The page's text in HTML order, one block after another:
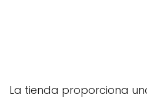
La tienda proporciona